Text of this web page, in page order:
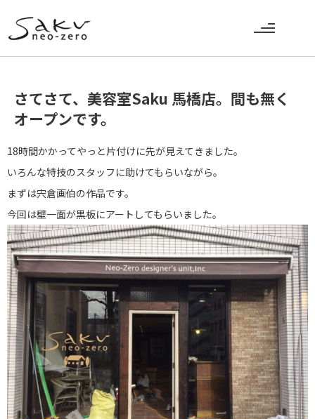
さてさて、美容室Saku 馬橋店。間も無く
オープンです。
18時間かかってやっと片付けに先が見えてきました。
いろんな特技のスタッフに助けてもらいながら。
まずは宍倉画伯の作品です。
今回は壁一面が黒板にアートしてもらいました。